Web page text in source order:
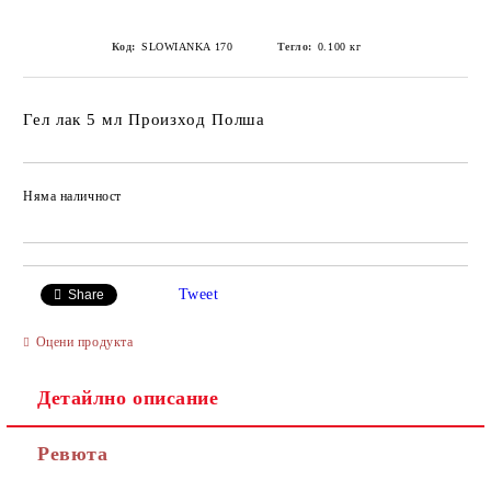
Код: SLOWIANKA 170 Тегло: 0.100 кг
Гел лак 5 мл Произход Полша
Няма наличност
Share Tweet
Оцени продукта
Детайлно описание
Ревюта